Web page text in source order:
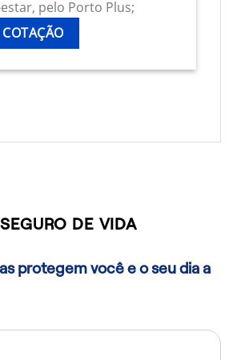
pelo Porto Plus;
DE VIDA
protegem você e o seu dia a